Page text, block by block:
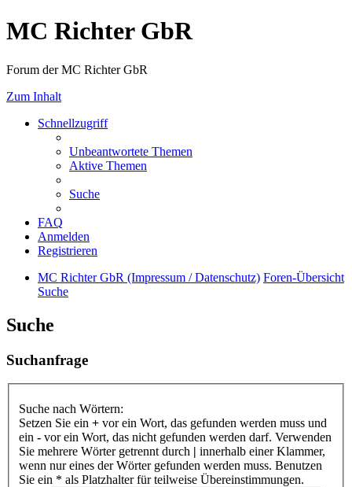
MC Richter GbR
Forum der MC Richter GbR
Zum Inhalt
Schnellzugriff
Unbeantwortete Themen
Aktive Themen
Suche
FAQ
Anmelden
Registrieren
MC Richter GbR (Impressum / Datenschutz) Foren-Übersicht
Suche
Suche
Suchanfrage
Suche nach Wörtern:
Setzen Sie ein + vor ein Wort, das gefunden werden muss und
ein - vor ein Wort, das nicht gefunden werden darf. Verwenden
Sie mehrere Wörter getrennt durch | innerhalb einer Klammer,
wenn nur eines der Wörter gefunden werden muss. Benutzen
Sie ein * als Platzhalter für teilweise Übereinstimmungen.